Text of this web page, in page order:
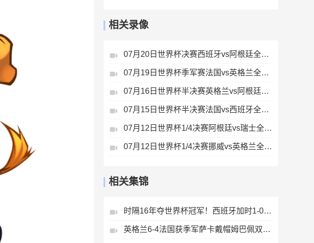
相关录像
07月20日世界杯决赛西班牙vs阿根廷全场录像
07月19日世界杯季军赛法国vs英格兰全场录像
07月16日世界杯半决赛英格兰vs阿根廷全场录像
07月15日世界杯半决赛法国vs西班牙全场录像
07月12日世界杯1/4决赛阿根廷vs瑞士全场录像
07月12日世界杯1/4决赛挪威vs英格兰全场录像
相关集锦
时隔16年夺世界杯冠军！西班牙加时1-0阿根廷费兰制胜恩佐染红
英格兰6-4法国获季军萨卡戴帽姆巴佩双响创纪录奥利塞2助+失良机